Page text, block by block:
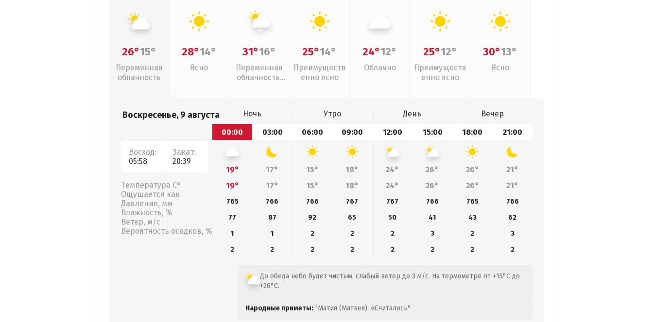
26°15°
Переменная
облачность
28°14°
Ясно
31°16°
Переменная
облачность,
25°14°
Преимуществ
енно ясно
24°12°
Облачно
25°12°
Преимуществ
енно ясно
30°13°
Ясно
Воскресенье, 9 августа
Восход:
05:58
Закат:
20:39
Температура С°
Ощущается как
Давление, мм
Влажность, %
Ветер, м/с
Вероятность осадков, %
Ночь Утро День
Вечер
00:00
03:00 06:00 09:00 12:00 15:00 18:00 21:00
19° 17° 15° 18° 24° 26° 26°
21°
19°
17° 15° 18° 24° 26° 26° 21°
765 766 766 767 767 766 765
766
77
87 92 65 50 41 43
62
1
1 2 2 2 3 2
3
2
2 2 2 2 2 2 2
До обеда небо будет чистым, слабый ветер до 3 м/с. На термометре от +15°C до
+26°C.
Народные приметы: "Матия (Матвея). «Считалось"